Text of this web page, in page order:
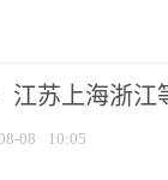
江苏上海浙江
08 10:05